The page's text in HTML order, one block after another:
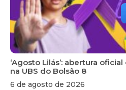
‘Agosto Lilás’: abertura
na UBS do Bolsão 8
6 de agosto de 2026